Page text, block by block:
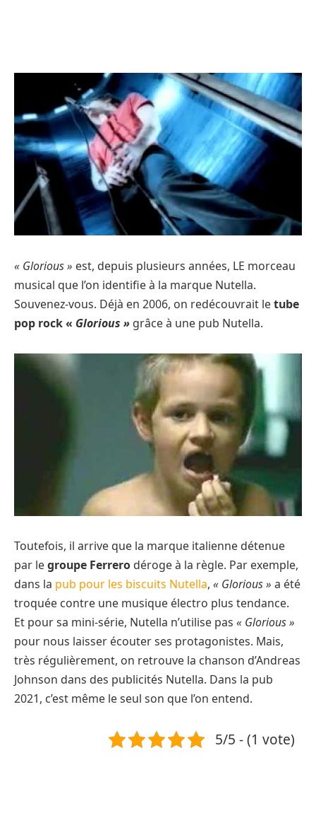
« Glorious » est, depuis plusieurs années, LE morceau
musical que l’on identifie à la marque Nutella.
Souvenez-vous. Déjà en 2006, on redécouvrait letube
pop rock « Glorious » grâce à une pub Nutella.
Toutefois, il arrive que la marque italienne détenue
par legroupe Ferrero déroge à la règle. Par exemple,
dans la pub pour les biscuits Nutella, « Glorious » a été
troquée contre une musique électro plus tendance.
Et pour sa mini-série, Nutella n’utilise pas « Glorious »
pour nous laisser écouter ses protagonistes. Mais,
très régulièrement, on retrouve la chanson d’Andreas
Johnson dans des publicités Nutella. Dans la pub
2021, c’est même le seul son que l’on entend.
5/5 - (1 vote)